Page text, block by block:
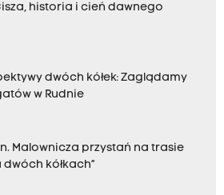
historia i cień dawnego
dwóch kółek: Zaglądamy
w Rudnie
Malownicza przystań na trasie
dwóch kółkach”